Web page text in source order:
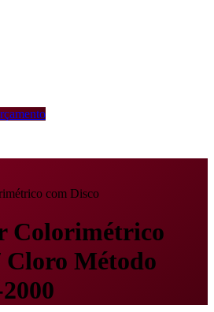
com Disco
Colorimétrico
Cloro Método